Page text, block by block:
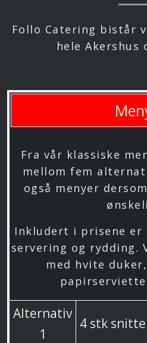
Follo Catering bistår
hele Akershus
Fra vår klassiske
mellom fem
også menyer
Inkludert i prisene er
servering og rydding.
med hvite
Alternativ
1
4 stk